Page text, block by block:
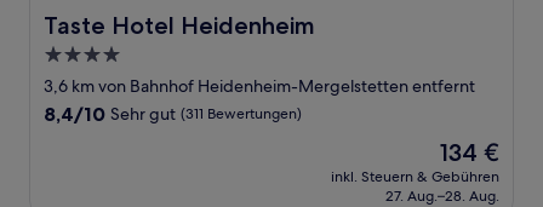
Taste Hotel Heidenheim
Taste Hotel Heidenheim
4.0-
Sterne-
Unterkunft
3,6 km von Bahnhof Heidenheim-Mergelstetten entfernt
8.4
8,4/10 Sehr gut (311 Bewertungen)
Der
Preis
beträgt
134 €
inkl. Steuern & Gebühren
27. Aug.–28. Aug.